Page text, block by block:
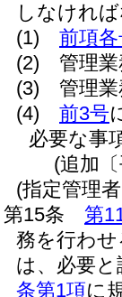
しなけれ
(1)
前項
(2)
管理
(3)
管理
(4)
前3号
必要な事
(追加
(指定管理
第15条
第
務を行わ
は、必要
条第1項に